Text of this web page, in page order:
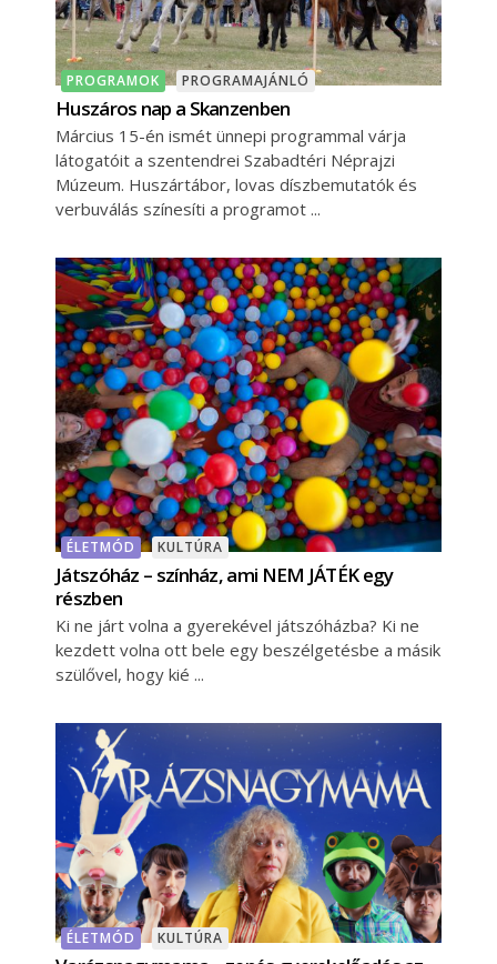
PROGRAMOK PROGRAMAJÁNLÓ
Huszáros nap a Skanzenben
Március 15-én ismét ünnepi programmal várja
látogatóit a szentendrei Szabadtéri Néprajzi
Múzeum. Huszártábor, lovas díszbemutatók és
verbuválás színesíti a programot
ÉLETMÓD KULTÚRA
Játszóház – színház, ami NEM JÁTÉK egy
részben
Ki ne járt volna a gyerekével játszóházba? Ki ne
kezdett volna ott bele egy beszélgetésbe a másik
szülővel, hogy kié
ÉLETMÓD KULTÚRA